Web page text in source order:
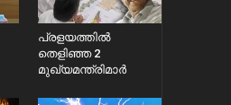
പ്രളയത്തിൽ
തെളിഞ്ഞ 2
മുഖ്യമന്ത്രിമാർ